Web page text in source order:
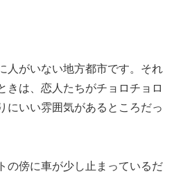
人がいない地方都市です。それ
きは、恋人たちがチョロチョロ
にいい雰囲気があるところだっ
の傍に車が少し止まっているだ